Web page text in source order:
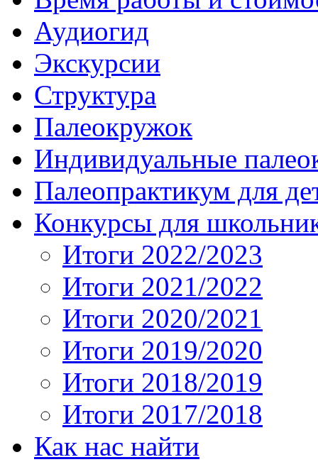
Аудиогид
Экскурсии
Структура
Палеокружок
Индивидуальные
Палеопрактикум для
Конкурсы для
Итоги 2022/2023
Итоги 2021/2022
Итоги 2020/2021
Итоги 2019/2020
Итоги 2018/2019
Итоги 2017/2018
Как нас найти